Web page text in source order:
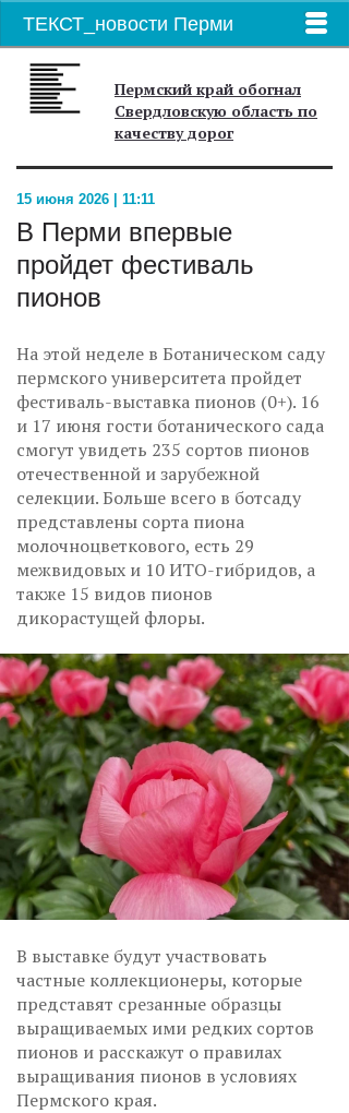
ТЕКСТ_новости Перми
Пермский край обогнал
Свердловскую область по
качеству дорог
15 июня 2026 | 11:11
В Перми впервые
пройдет фестиваль
пионов
На этой неделе в Ботаническом саду
пермского университета пройдет
фестиваль-выставка пионов (0+). 16
и 17 июня гости ботанического сада
смогут увидеть 235 сортов пионов
отечественной и зарубежной
селекции. Больше всего в ботсаду
представлены сорта пиона
молочноцветкового, есть 29
межвидовых и 10 ИТО-гибридов, а
также 15 видов пионов
дикорастущей флоры.
В выставке будут участвовать
частные коллекционеры, которые
представят срезанные образцы
выращиваемых ими редких сортов
пионов и расскажут о правилах
выращивания пионов в условиях
Пермского края.